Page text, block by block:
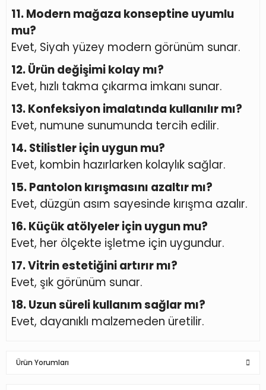
11. Modern mağaza konseptine uyumlu
mu?
Evet, Siyah yüzey modern görünüm sunar.
12. Ürün değişimi kolay mı?
Evet, hızlı takma çıkarma imkanı sunar.
13. Konfeksiyon imalatında kullanılır mı?
Evet, numune sunumunda tercih edilir.
14. Stilistler için uygun mu?
Evet, kombin hazırlarken kolaylık sağlar.
15. Pantolon kırışmasını azaltır mı?
Evet, düzgün asım sayesinde kırışma azalır.
16. Küçük atölyeler için uygun mu?
Evet, her ölçekte işletme için uygundur.
17. Vitrin estetiğini artırır mı?
Evet, şık görünüm sunar.
18. Uzun süreli kullanım sağlar mı?
Evet, dayanıklı malzemeden üretilir.
Ürün Yorumları